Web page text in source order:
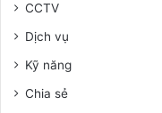
CCTV
Dịch vụ
Kỹ năng
Chia sẻ